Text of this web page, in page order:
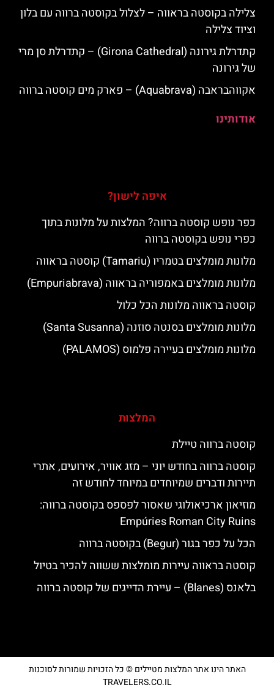
צלילה בקוסטה בראווה – לצלול בקוסטה ברווה עם בלון
וציוד צלילה
קתדרלת גירונה (Girona Cathedral) – קתדרלת סן מרי
של גירונה
אקווהבראבה (Aquabrava) – פארק מים קוסטה ברווה
אודותינו
איפה לישון?
כפר נופש קוסטה ברווה? המלצות על מלונות בתוך
כפרי נופש בקוסטה ברווה
מלונות מומלצים בטמריו (Tamariu) קוסטה בראווה
מלונות מומלצים באמפוריה בראווה (Empuriabrava)
קוסטה בראווה מלונות הכל כלול
מלונות מומלצים בסנטה סוזנה (Santa Susanna)
מלונות מומלצים בעיירה פלמוס (PALAMOS)
המלצות
קוסטה ברווה טיילת
קוסטה ברווה בחודש יוני – מזג אוויר, אירועים, אתרי
תיירות ודברים שמיוחדים במיוחד לחודש זה
מוזיאון ארכיאולוגי שאסור לפספס בקוסטה ברווה:
Empúries Roman City Ruins
הכל על כפר בגור (Begur) בקוסטה ברווה
קוסטה בראווה עיירות מומלצות ששווה להכיר בטיול
בלאנס (Blanes) – עיירת הדייגים של קוסטה ברווה
האתר הינו אתר המלצות מטיילים © כל הזכויות שמורות לסוכנות